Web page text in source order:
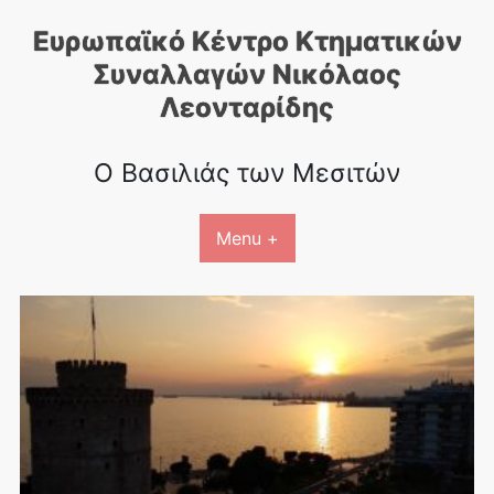
Ευρωπαϊκό Κέντρο Κτηματικών
Συναλλαγών Nικόλαος
Λεονταρίδης
Ο Βασιλιάς των Μεσιτών
Menu +